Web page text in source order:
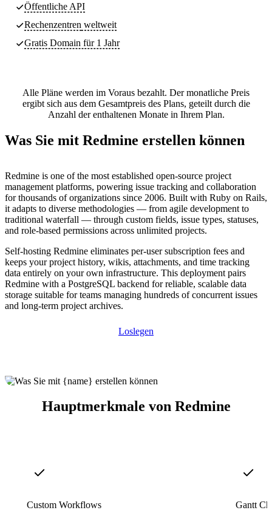
Öffentliche API
Rechenzentren weltweit
Gratis Domain für 1 Jahr
Alle Pläne werden im Voraus bezahlt. Der monatliche Preis
ergibt sich aus dem Gesamtpreis des Plans, geteilt durch die
Anzahl der enthaltenen Monate in Ihrem Plan.
Was Sie mit Redmine erstellen können
Redmine is one of the most established open-source project
management platforms, powering issue tracking and collaboration
for thousands of organizations since 2006. Built with Ruby on Rails,
it adapts to diverse methodologies — from agile development to
traditional waterfall — through custom fields, issue types, statuses,
and role-based permissions across unlimited projects.
Self-hosting Redmine eliminates per-user subscription fees and
keeps your project history, wikis, attachments, and time tracking
data entirely on your own infrastructure. This deployment pairs
Redmine with a PostgreSQL backend for reliable, scalable data
storage suitable for teams managing hundreds of concurrent issues
and long-term project archives.
Loslegen
Hauptmerkmale von Redmine
Custom Workflows Gantt